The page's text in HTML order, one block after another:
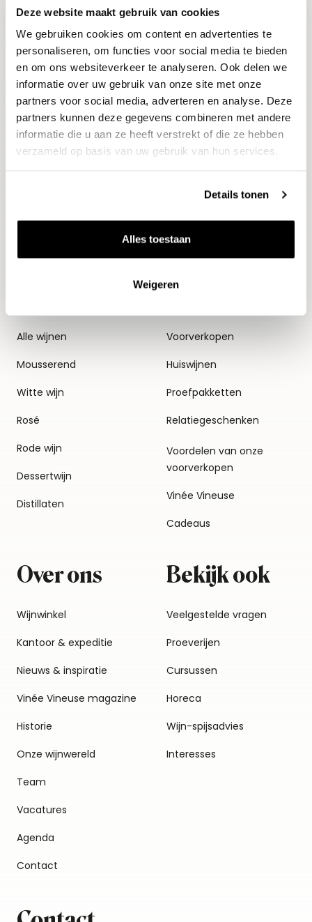
Deze website maakt gebruik van cookies
We gebruiken cookies om content en advertenties te
personaliseren, om functies voor social media te bieden
en om ons websiteverkeer te analyseren. Ook delen we
informatie over uw gebruik van onze site met onze
partners voor social media, adverteren en analyse. Deze
partners kunnen deze gegevens combineren met andere
informatie die u aan ze heeft verstrekt of die ze hebben
verzameld op basis van uw gebruik van hun services.
Details tonen
Alles toestaan
Weigeren
Blijf op de hoogte
Ontvang het laatste wijnnieuws, proeverijen en
evenementen
E-mailadres
Aanmelden
Alle wijnen
Mousserend
Witte wijn
Rosé
Rode wijn
Dessertwijn
Distillaten
Thema's
Voorverkopen
Huiswijnen
Proefpakketten
Relatiegeschenken
Voordelen van onze
voorverkopen
Vinée Vineuse
Cadeaus
Over ons
Wijnwinkel
Kantoor & expeditie
Nieuws & inspiratie
Vinée Vineuse magazine
Historie
Onze wijnwereld
Team
Vacatures
Agenda
Contact
Bekijk ook
Veelgestelde vragen
Proeverijen
Cursussen
Horeca
Wijn-spijsadvies
Interesses